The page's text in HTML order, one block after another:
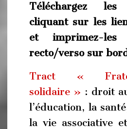
Téléchargez
cliquant sur les
et imprimez-les
recto/verso sur
Tract «
solidaire » : droit
l’éducation, la
la vie associative